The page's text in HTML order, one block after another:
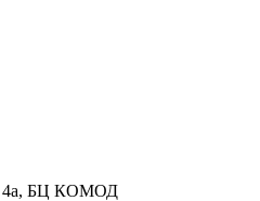
4а, БЦ КОМОД